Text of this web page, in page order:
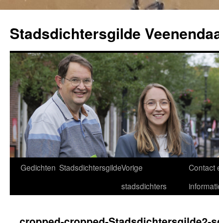
de
inhoud
Stadsdichtersgilde
Gedichten StadsdichtersgildeVorige
stadsdichters
Contact